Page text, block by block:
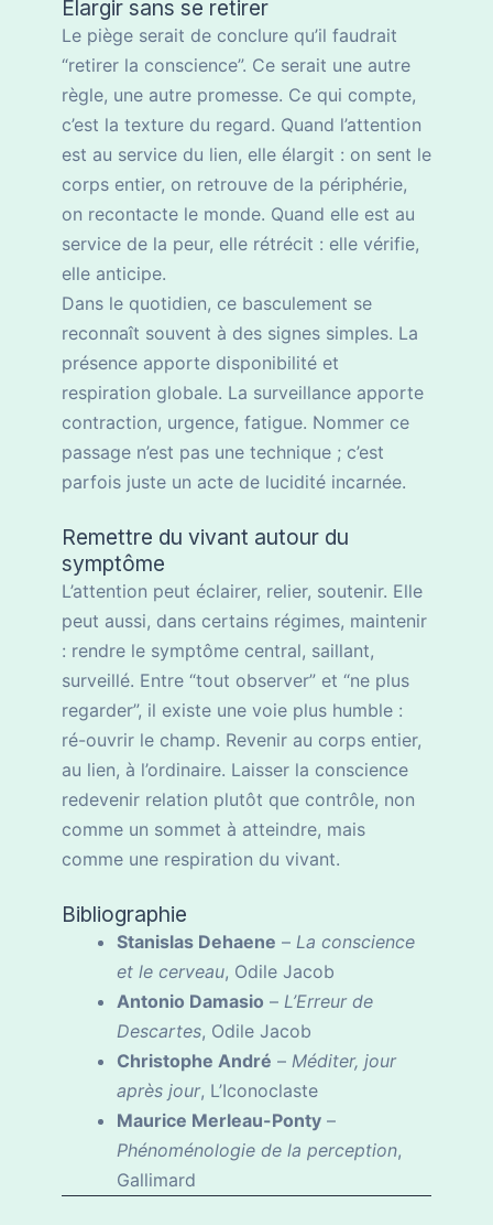
Élargir sans se retirer
Le piège serait de conclure qu’il faudrait
“retirer la conscience”. Ce serait une autre
règle, une autre promesse. Ce qui compte,
c’est la texture du regard. Quand l’attention
est au service du lien, elle élargit : on sent le
corps entier, on retrouve de la périphérie,
on recontacte le monde. Quand elle est au
service de la peur, elle rétrécit : elle vérifie,
elle anticipe.
Dans le quotidien, ce basculement se
reconnaît souvent à des signes simples. La
présence apporte disponibilité et
respiration globale. La surveillance apporte
contraction, urgence, fatigue. Nommer ce
passage n’est pas une technique ; c’est
parfois juste un acte de lucidité incarnée.
Remettre du vivant autour du
symptôme
L’attention peut éclairer, relier, soutenir. Elle
peut aussi, dans certains régimes, maintenir
: rendre le symptôme central, saillant,
surveillé. Entre “tout observer” et “ne plus
regarder”, il existe une voie plus humble :
ré-ouvrir le champ. Revenir au corps entier,
au lien, à l’ordinaire. Laisser la conscience
redevenir relation plutôt que contrôle, non
comme un sommet à atteindre, mais
comme une respiration du vivant.
Bibliographie
Stanislas Dehaene – La conscience
et le cerveau, Odile Jacob
Antonio Damasio – L’Erreur de
Descartes, Odile Jacob
Christophe André – Méditer, jour
après jour, L’Iconoclaste
Maurice Merleau-Ponty –
Phénoménologie de la perception,
Gallimard